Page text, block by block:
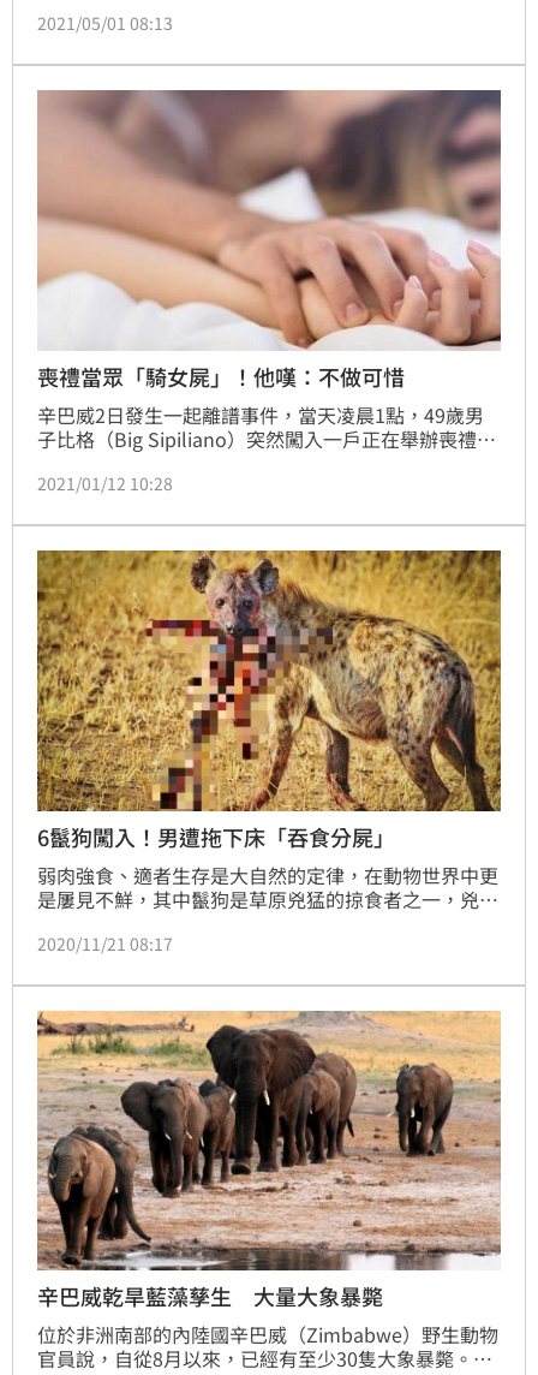
洋裝一看，才發現事情真相，警方也將女子逮捕。李艾
2021/05/01 08:13
喪禮當眾「騎女屍」！他嘆：不做可惜
辛巴威2日發生一起離譜事件，當天凌晨1點，49歲男
子比格（Big Sipiliano）突然闖入一戶正在舉辦喪禮的
怎麼就死了」，沒想到下一秒，比格竟當著死者親友的
侵她。突如其來的舉動讓親友全都嚇傻，急忙上前將比
格制伏，並交由警方處理。
2021/01/12 10:28
6鬣狗闖入！男遭拖下床「吞食分屍」
弱肉強食、適者生存是大自然的定律，在動物世界中更
是屢見不鮮，其中鬣狗是草原兇猛的掠食者之一，兇殘
的案件，一名46歲男子馬賽卡（Tendai Maseka）原本
擊，啃食他的身體，最後他的頭顱和肢體四散。對此，
相關人士就警告，門窗一定要鎖好，以免遭到攻擊。
（朱祖儀報導）
2020/11/21 08:17
辛巴威乾旱藍藻孳生 大量大象暴斃
位於非洲南部的內陸國辛巴威（Zimbabwe）野生動物
官員說，自從8月以來，已經有至少30隻大象暴斃。公